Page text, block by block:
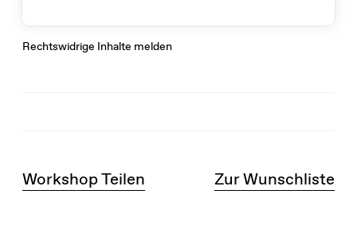
Rechtswidrige Inhalte melden
Workshop Teilen Zur Wunschliste